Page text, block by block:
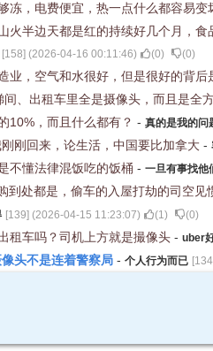
冻，电费便宜，热一点什么都容易变
火半边天都是红的持续好几个月，
[158] (2026-04-16 00:11:46) (0) (0)
业，空气和水很好，但是很好的背后
、出租车里全是摄像头，而且是全
10%，而且什么都有？ - 真的是我的问
刚回来，论生活，中国要比加拿大 -
不懂法律混饭吃的饭桶 - 一旦有事找他
到处都是，偷车的入屋打劫的司空见
[139] (2026-04-15 11:23:07) (1) (0)
租车吗？司机上方就是撮像头 - uber
头不是连着警察局 - 个人行为而已 [134